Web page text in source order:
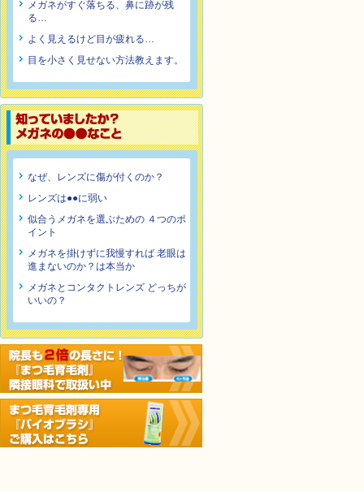
メガネがすぐ落ちる、鼻に跡が残
る…
よく見えるけど目が疲れる…
目を小さく見せない方法教えます。
なぜ、レンズに傷が付くのか？
レンズは●●に弱い
似合うメガネを選ぶための ４つのポ
イント
メガネを掛けずに我慢すれば 老眼は
進まないのか？は本当か
メガネとコンタクトレンズ どっちが
いいの？